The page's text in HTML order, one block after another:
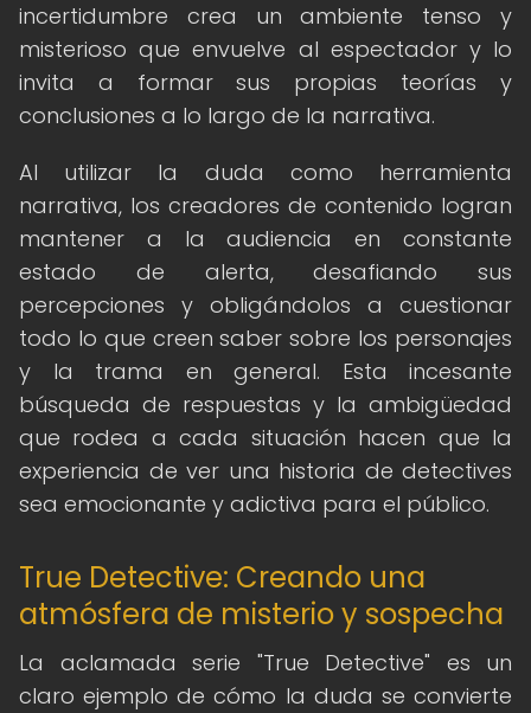
incertidumbre crea un ambiente tenso y
misterioso que envuelve al espectador y lo
invita a formar sus propias teorías y
conclusiones a lo largo de la narrativa.
Al utilizar la duda como herramienta
narrativa, los creadores de contenido logran
mantener a la audiencia en constante
estado de alerta, desafiando sus
percepciones y obligándolos a cuestionar
todo lo que creen saber sobre los personajes
y la trama en general. Esta incesante
búsqueda de respuestas y la ambigüedad
que rodea a cada situación hacen que la
experiencia de ver una historia de detectives
sea emocionante y adictiva para el público.
True Detective: Creando una
atmósfera de misterio y sospecha
La aclamada serie "True Detective" es un
claro ejemplo de cómo la duda se convierte